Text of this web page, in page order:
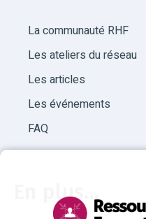
La communauté RHF
Les ateliers du réseau
Les articles
Les événements
FAQ
En plus...